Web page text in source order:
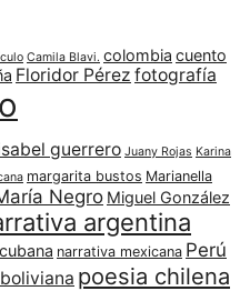
Camila Blavi. colombia cuento
Floridor Pérez fotografía
guerrero Juany Rojas Karina
margarita bustos Marianella
Negro Miguel González
argentina
narrativa mexicana Perú
poesia chilena